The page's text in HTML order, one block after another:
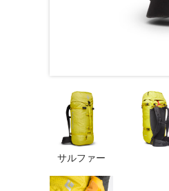
サルファー